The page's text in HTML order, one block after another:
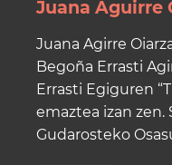
Juana Aguirre
Juana Agirre
Begoña Errasti
Errasti Egiguren
emaztea izan zen.
Gudarosteko